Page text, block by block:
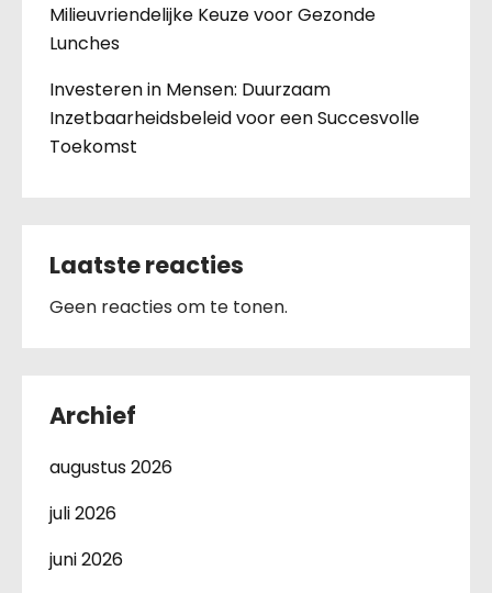
Milieuvriendelijke Keuze voor Gezonde
Lunches
Investeren in Mensen: Duurzaam
Inzetbaarheidsbeleid voor een Succesvolle
Toekomst
Laatste reacties
Geen reacties om te tonen.
Archief
augustus 2026
juli 2026
juni 2026